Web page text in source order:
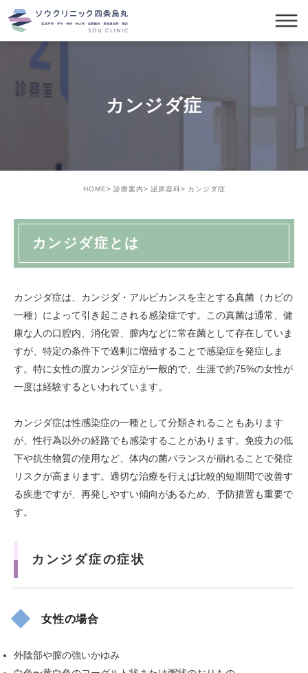
カンジダ症
HOME 診療案内 泌尿器科 カンジダ症
カンジダ症とは
カンジダ症は、カンジダ・アルビカンスを主とする真菌（カビの
一種）によって引き起こされる感染症です。この真菌は通常、健
康な人の口腔内、消化管、膣内などに常在菌として存在していま
すが、特定の条件下で過剰に増殖することで感染症を発症しま
す。特に女性の膣カンジダ症が一般的で、生涯で約75%の女性が
一度は経験するといわれています。
カンジダ症は性感染症の一種として分類されることもあります
が、性行為以外の経路でも感染することがあります。免疫力の低
下や抗生物質の使用など、体内の菌バランスが崩れることで発症
リスクが高まります。適切な治療を行えば比較的短期間で改善す
る疾患ですが、再発しやすい傾向があるため、予防措置も重要で
す。
カンジダ症の症状
女性の場合
外陰部や膣の強いかゆみ